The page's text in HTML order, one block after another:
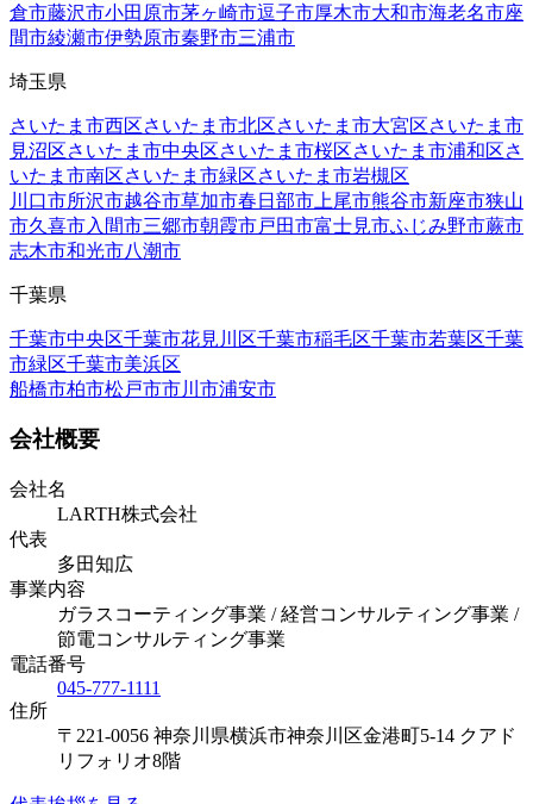
倉市藤沢市小田原市茅ヶ崎市逗子市厚木市大和市海老名市座
間市綾瀬市伊勢原市秦野市三浦市
埼玉県
さいたま市西区さいたま市北区さいたま市大宮区さいたま市
見沼区さいたま市中央区さいたま市桜区さいたま市浦和区さ
いたま市南区さいたま市緑区さいたま市岩槻区
川口市所沢市越谷市草加市春日部市 上尾市熊谷市新座市狭山
市久喜市入間市三郷市朝霞市戸田市富士見市ふじみ野市蕨市
志木市和光市八潮市
千葉県
千葉市中央区千葉市花見川区千葉市稲毛区千葉市若葉区千葉
市緑区千葉市美浜区
船橋市柏市松戸市市川市浦安市
会社概要
会社名
LARTH株式会社
代表
多田知広
事業内容
ガラスコーティング事業 / 経営コンサルティング事業 /
節電コンサルティング事業
電話番号
045-777-1111
住所
〒221-0056 神奈川県横浜市神奈川区金港町5-14 クアド
リフォリオ8階